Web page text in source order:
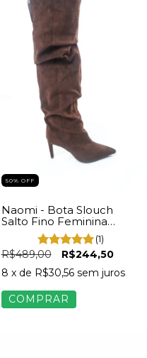
50% OFF
Naomi - Bota Slouch
Salto Fino Feminina
Camurça Marrom (1)
R$489,00
R$244,50
8 x de R$30,56 sem juros
COMPRAR